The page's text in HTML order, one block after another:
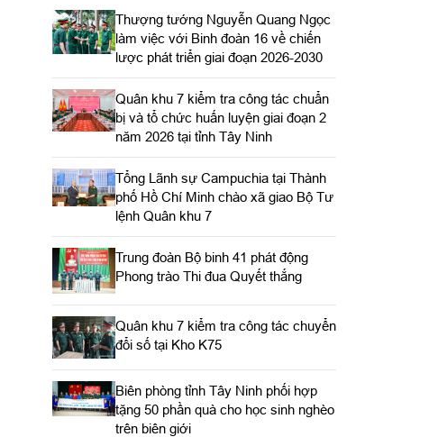
Thượng tướng Nguyễn Quang Ngọc
làm việc với Binh đoàn 16 về chiến
lược phát triển giai đoạn 2026-2030
Quân khu 7 kiểm tra công tác chuẩn
bị và tổ chức huấn luyện giai đoạn 2
năm 2026 tại tỉnh Tây Ninh
Tổng Lãnh sự Campuchia tại Thành
phố Hồ Chí Minh chào xã giao Bộ Tư
lệnh Quân khu 7
Trung đoàn Bộ binh 41 phát động
Phong trào Thi đua Quyết thắng
Quân khu 7 kiểm tra công tác chuyển
đổi số tại Kho K75
Biên phòng tỉnh Tây Ninh phối hợp
tặng 50 phần quà cho học sinh nghèo
trên biên giới